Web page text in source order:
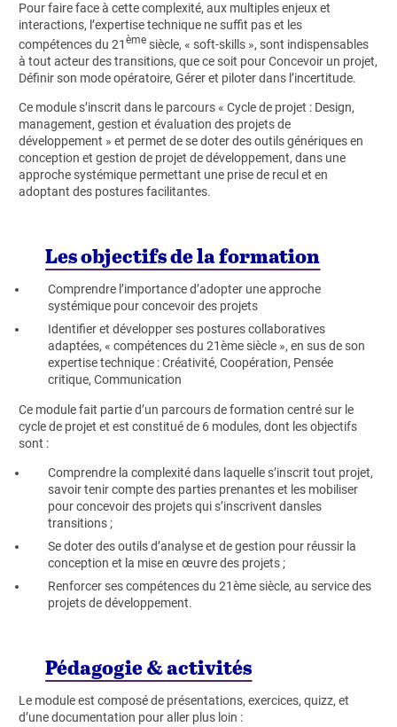
Pour faire face à cette complexité, aux multiples enjeux et
interactions, l’expertise technique ne suffit pas et les
compétences du 21ème siècle, « soft-skills », sont indispensables
à tout acteur des transitions, que ce soit pour Concevoir un projet,
Définir son mode opératoire, Gérer et piloter dans l’incertitude.
Ce module s’inscrit dans le parcours « Cycle de projet : Design,
management, gestion et évaluation des projets de
développement » et permet de se doter des outils génériques en
conception et gestion de projet de développement, dans une
approche systémique permettant une prise de recul et en
adoptant des postures facilitantes.
Les objectifs de la formation
Comprendre l’importance d’adopter une approche
systémique pour concevoir des projets
Identifier et développer ses postures collaboratives
adaptées, « compétences du 21ème siècle », en sus de son
expertise technique : Créativité, Coopération, Pensée
critique, Communication
Ce module fait partie d’un parcours de formation centré sur le
cycle de projet et est constitué de 6 modules, dont les objectifs
sont :
Comprendre la complexité dans laquelle s’inscrit tout projet,
savoir tenir compte des parties prenantes et les mobiliser
pour concevoir des projets qui s’inscrivent dansles
transitions ;
Se doter des outils d’analyse et de gestion pour réussir la
conception et la mise en œuvre des projets ;
Renforcer ses compétences du 21ème siècle, au service des
projets de développement.
Pédagogie & activités
Le module est composé de présentations, exercices, quizz, et
d’une documentation pour aller plus loin :